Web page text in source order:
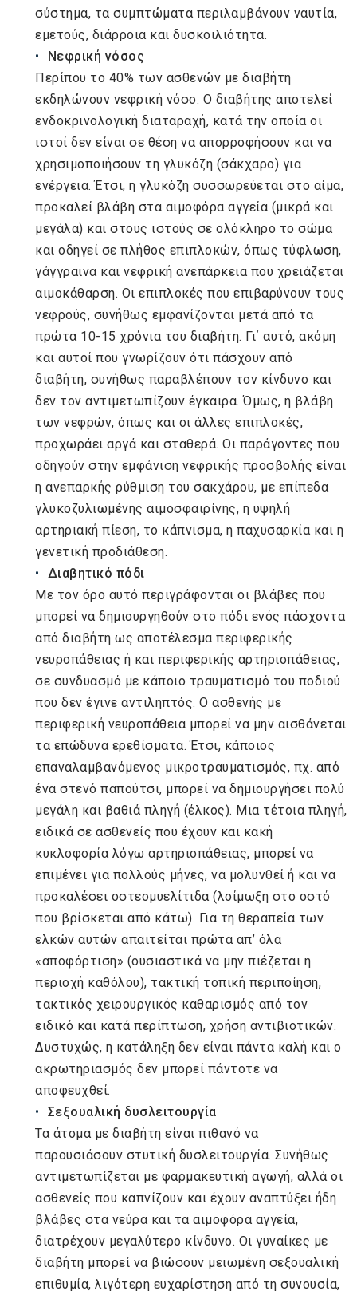
σύστημα, τα συμπτώματα περιλαμβάνουν ναυτία,
εμετούς, διάρροια και δυσκοιλιότητα.
Νεφρική νόσος
Περίπου το 40% των ασθενών με διαβήτη
εκδηλώνουν νεφρική νόσο. Ο διαβήτης αποτελεί
ενδοκρινολογική διαταραχή, κατά την οποία οι
ιστοί δεν είναι σε θέση να απορροφήσουν και να
χρησιμοποιήσουν τη γλυκόζη (σάκχαρο) για
ενέργεια. Έτσι, η γλυκόζη συσσωρεύεται στο αίμα,
προκαλεί βλάβη στα αιμοφόρα αγγεία (μικρά και
μεγάλα) και στους ιστούς σε ολόκληρο το σώμα
και οδηγεί σε πλήθος επιπλοκών, όπως τύφλωση,
γάγγραινα και νεφρική ανεπάρκεια που χρειάζεται
αιμοκάθαρση. Οι επιπλοκές που επιβαρύνουν τους
νεφρούς, συνήθως εμφανίζονται μετά από τα
πρώτα 10-15 χρόνια του διαβήτη. Γι΄ αυτό, ακόμη
και αυτοί που γνωρίζουν ότι πάσχουν από
διαβήτη, συνήθως παραβλέπουν τον κίνδυνο και
δεν τον αντιμετωπίζουν έγκαιρα. Όμως, η βλάβη
των νεφρών, όπως και οι άλλες επιπλοκές,
προχωράει αργά και σταθερά. Οι παράγοντες που
οδηγούν στην εμφάνιση νεφρικής προσβολής είναι
η ανεπαρκής ρύθμιση του σακχάρου, με επίπεδα
γλυκοζυλιωμένης αιμοσφαιρίνης, η υψηλή
αρτηριακή πίεση, το κάπνισμα, η παχυσαρκία και η
γενετική προδιάθεση.
Διαβητικό πόδι
Με τον όρο αυτό περιγράφονται οι βλάβες που
μπορεί να δημιουργηθούν στο πόδι ενός πάσχοντα
από διαβήτη ως αποτέλεσμα περιφερικής
νευροπάθειας ή και περιφερικής αρτηριοπάθειας,
σε συνδυασμό με κάποιο τραυματισμό του ποδιού
που δεν έγινε αντιληπτός. Ο ασθενής με
περιφερική νευροπάθεια μπορεί να μην αισθάνεται
τα επώδυνα ερεθίσματα. Έτσι, κάποιος
επαναλαμβανόμενος μικροτραυματισμός, πχ. από
ένα στενό παπούτσι, μπορεί να δημιουργήσει πολύ
μεγάλη και βαθιά πληγή (έλκος). Μια τέτοια πληγή,
ειδικά σε ασθενείς που έχουν και κακή
κυκλοφορία λόγω αρτηριοπάθειας, μπορεί να
επιμένει για πολλούς μήνες, να μολυνθεί ή και να
προκαλέσει οστεομυελίτιδα (λοίμωξη στο οστό
που βρίσκεται από κάτω). Για τη θεραπεία των
ελκών αυτών απαιτείται πρώτα απ’ όλα
«αποφόρτιση» (ουσιαστικά να μην πιέζεται η
περιοχή καθόλου), τακτική τοπική περιποίηση,
τακτικός χειρουργικός καθαρισμός από τον
ειδικό και κατά περίπτωση, χρήση αντιβιοτικών.
Δυστυχώς, η κατάληξη δεν είναι πάντα καλή και ο
ακρωτηριασμός δεν μπορεί πάντοτε να
αποφευχθεί.
Σεξουαλική δυσλειτουργία
Τα άτομα με διαβήτη είναι πιθανό να
παρουσιάσουν στυτική δυσλειτουργία. Συνήθως
αντιμετωπίζεται με φαρμακευτική αγωγή, αλλά οι
ασθενείς που καπνίζουν και έχουν αναπτύξει ήδη
βλάβες στα νεύρα και τα αιμοφόρα αγγεία,
διατρέχουν μεγαλύτερο κίνδυνο. Οι γυναίκες με
διαβήτη μπορεί να βιώσουν μειωμένη σεξουαλική
επιθυμία, λιγότερη ευχαρίστηση από τη συνουσία,